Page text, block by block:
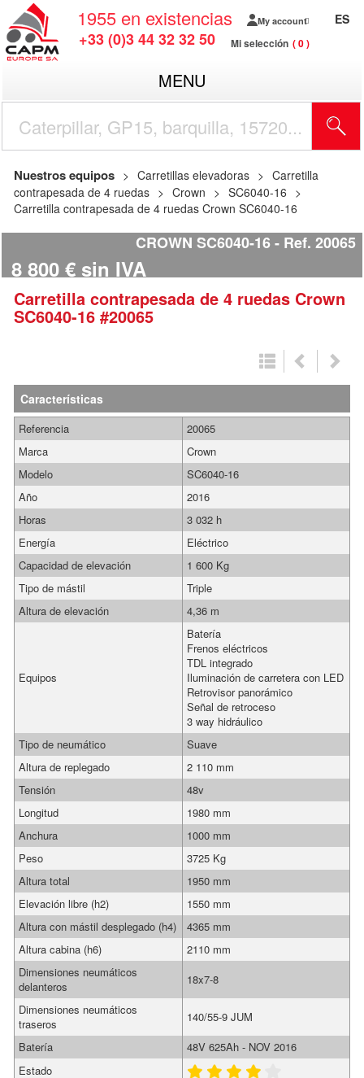
1955 en existencias
+33 (0)3 44 32 32 50
My account
Mi selección 0
ES
MENU
Nuestros equipos Carretillas elevadoras
Carretilla
contrapesada de 4 ruedas
Crown
SC6040-16
Carretilla contrapesada de 4 ruedas Crown SC6040-16
CROWN SC6040-16 Ref. 20065
8 800 € sin IVA
Carretilla contrapesada de 4 ruedas Crown
SC6040-16 #20065
Características
Referencia
20065
Marca
Crown
Modelo
SC6040-16
Año
2016
Horas
3 032 h
Energía
Eléctrico
Capacidad de elevación
1 600 Kg
Tipo de mástil
Triple
Altura de elevación
4,36 m
Equipos
Batería
Frenos eléctricos
TDL integrado
Iluminación de carretera con LED
Retrovisor panorámico
Señal de retroceso
3 way hidráulico
Tipo de neumático
Suave
Altura de replegado
2 110 mm
Tensión
48v
Longitud
1980 mm
Anchura
1000 mm
Peso
3725 Kg
Altura total
1950 mm
Elevación libre (h2)
1550 mm
Altura con mástil desplegado (h4)
4365 mm
Altura cabina (h6)
2110 mm
Dimensiones neumáticos
delanteros
18x7-8
Dimensiones neumáticos
traseros
140/55-9 JUM
Batería
48V 625Ah - NOV 2016
Estado